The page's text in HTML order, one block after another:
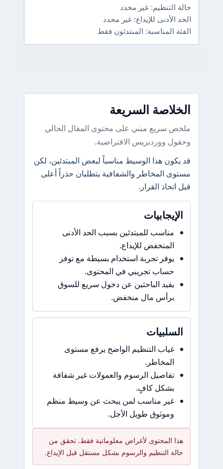
حالة التنظيم: غير محدد
الحد الأدنى للإيداع: غير محدد
الفئة المناسبة: المبتدئون فقط
الخلاصة السريعة
ملخص سريع مبني على محتوى المقال الحالي
وحقول ووردبريس الافتراضية.
قد يكون هذا الوسيط مناسباً لبعض المبتدئين، لكن
مستوى المخاطر والشفافية يتطلبان حذراً أعلى
قبل اتخاذ القرار.
الإيجابيات
مناسب للمبتدئين بسبب الحد الأدنى
المنخفض للإيداع.
يوفر تجربة استخدام بسيطة مع توفر
حساب تجريبي في المحتوى.
يفيد الباحثين عن دخول سريع للسوق
برأس مال منخفض.
السلبيات
غياب التنظيم الواضح يرفع مستوى
المخاطر.
تفاصيل الرسوم والعمولات غير شفافة
بشكل كافٍ.
غير مناسب لمن يبحث عن وسيط منظم
وموثوق طويل الأجل.
هذا المحتوى لأغراض معلوماتية فقط. تحقق من
حالة التنظيم والرسوم بشكل مستقل قبل الإيداع.